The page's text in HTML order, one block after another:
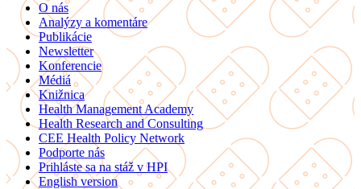
O nás
Analýzy a komentáre
Publikácie
Newsletter
Konferencie
Médiá
Knižnica
Health Management Academy
Health Research and Consulting
CEE Health Policy Network
Podporte nás
Prihláste sa na stáž v HPI
English version